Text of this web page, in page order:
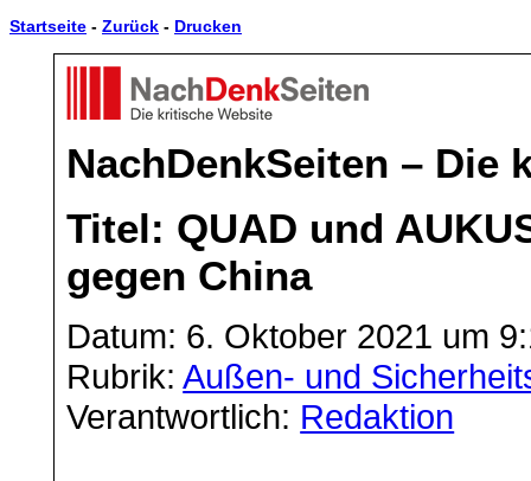
Startseite - Zurück - Drucken
NachDenkSeiten – Die
Titel: QUAD und
gegen China
Datum: 6. Oktober 2021 um
Rubrik:Außen- und
Verantwortlich: Redaktion